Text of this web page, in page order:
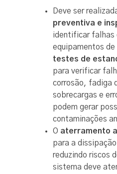
Deve ser
preventiva e
identificar falhas
equipamentos de
testes de
para verificar
corrosão, fadiga
sobrecargas e
podem gerar
contaminações
O aterramento
para a
reduzindo riscos
sistema deve